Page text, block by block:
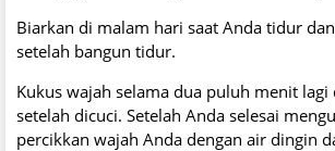
Biarkan di malam hari saat Anda tidur
setelah bangun tidur.
Kukus wajah selama dua puluh menit lagi
setelah dicuci. Setelah Anda selesai
percikkan wajah Anda dengan air dingin